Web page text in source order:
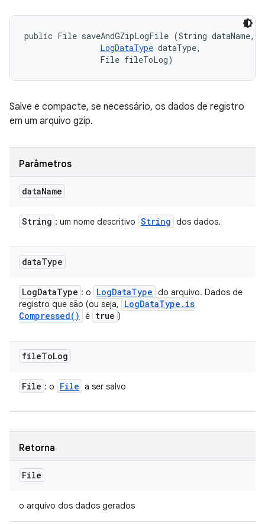
public File saveAndGZipLogFile (String dataName,
LogDataType dataType,
                File fileToLog)
Salve e compacte, se necessário, os dados de registro
em um arquivo gzip.
Parâmetros
dataName
String : um nome descritivo String dos dados.
dataType
LogDataType : o LogDataType do arquivo. Dados de
registro que são (ou seja,
LogDataType . is
Compressed( ) é true )
fileToLog
File : o File a ser salvo
Retorna
File
o arquivo dos dados gerados